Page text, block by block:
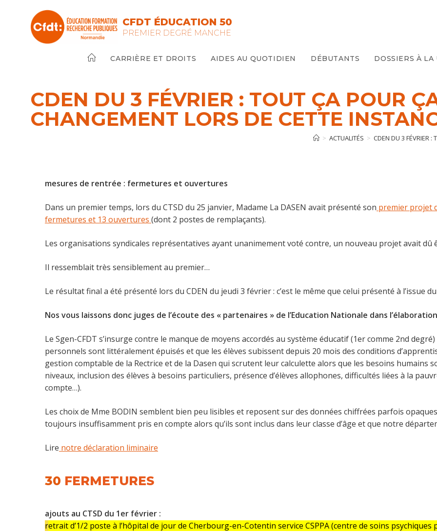
CFDT ÉDUCATION 50
PREMIER DEGRÉ MANCHE
CARRIÈRE ET DROITS AIDES AU QUOTIDIEN DÉBUTANTS DOSSIERS À LA
CDEN DU 3 FÉVRIER : TOUT ÇA POUR
CHANGEMENT LORS DE CETTE
> ACTUALITÉS > CDEN DU 3 FÉVRIER :
mesures de rentrée : fermetures et ouvertures
Dans un premier temps, lors du CTSD du 25 janvier, Madame La DASEN avait présenté son premier projet
fermetures et 13 ouvertures (dont 2 postes de remplaçants).
Les organisations syndicales représentatives ayant unanimement voté contre, un nouveau projet avait dû
Il ressemblait très sensiblement au premier…
Le résultat final a été présenté lors du CDEN du jeudi 3 février : c’est le même que celui présenté à l’issue
Nos vous laissons donc juges de l’écoute des « partenaires » de l’Education Nationale dans
Le Sgen-CFDT s’insurge contre le manque de moyens accordés au système éducatif (1er comme 2nd
personnels sont littéralement épuisés et que les élèves subissent depuis 20 mois des conditions
gestion comptable de la Rectrice et de la Dasen qui scrutent leur calculette alors que les besoins humains
niveaux, inclusion des élèves à besoins particuliers, présence d’élèves allophones, difficultés liées à la
compte…).
Les choix de Mme BODIN semblent bien peu lisibles et reposent sur des données chiffrées parfois
toujours insuffisamment pris en compte alors qu’ils sont inclus dans leur classe d’âge et que notre
Lire notre déclaration liminaire
30 FERMETURES
ajouts au CTSD du 1er février :
retraitd’1/2 poste à l’hôpital de jour de Cherbourg-en-Cotentin service CSPPA (centre de soins psychiques